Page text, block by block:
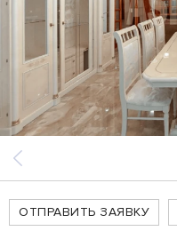
ОТПРАВИТЬ ЗАЯВКУ